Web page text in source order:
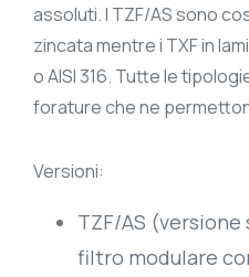
assoluti. I TZF/AS sono
zincata mentre i TXF in
o AISI 316. Tutte le
forature che ne
Versioni:
TZF/AS
filtro modulare